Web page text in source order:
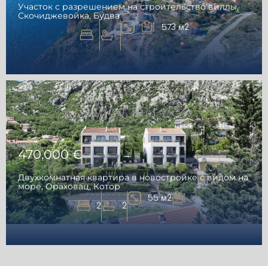
Участок с разрешением на строительство виллы,
Скочиджевойка, Будва
573 м2
470,000 €
Двухкомнатная квартира в новостройке с видом на
море, Ораховац, Котор
2 2
55 м2